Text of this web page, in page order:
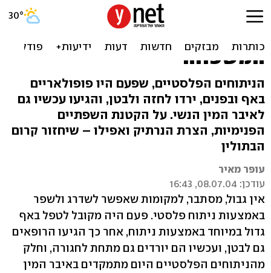
ניתוח פלסטי באיבר המין
הנשי: לשיפור הסקס וחיי
המשפחה
הניתוחים הפלסטיים, שפעם היו פופולאריים
באף ובפנים, ירדו לחזה ולבטן, והגיעו עכשיו גם
לאיבר המין הנשי. על הקטנת השפתיים
הפנימיות, הצרת הנרתיק ואפילו – שיחזור קרום
הבתולין
עופר מאיר
עודכן: 08.07.04, 16:43
אין גבול, מסתבר, למקומות שאפשר לשדרג ולשפר
באמצעות ניתוח פלסטי. פעם היה מקובל לטפל באף
גדול במיוחד באמצעות ניתוח, אחר כך הגיעו הרופאים
גם לבטן, ועכשיו הם יורדים גם מתחת לחגורה, וחלק
מהניתוחים הפלסטיים היום מתמקדים באיבר המין